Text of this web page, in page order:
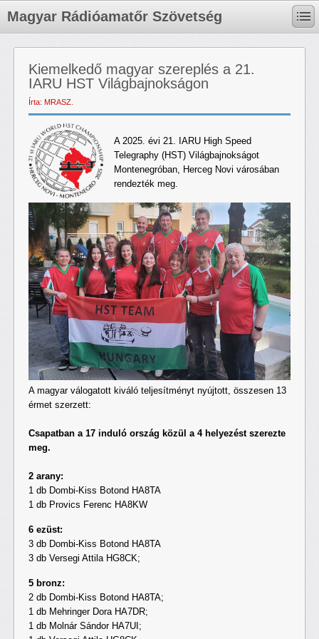
Magyar Rádióamatőr Szövetség
Kiemelkedő magyar szereplés a 21.
IARU HST Világbajnokságon
Írta: MRASZ.
A 2025. évi 21. IARU High Speed
Telegraphy (HST) Világbajnokságot
Montenegróban, Herceg Novi városában
rendezték meg.
A magyar válogatott kiváló teljesítményt nyújtott, összesen 13
érmet szerzett:
Csapatban a 17 induló ország közül a 4 helyezést szerezte
meg.
2 arany:
1 db Dombi-Kiss Botond HA8TA
1 db Provics Ferenc HA8KW
6 ezüst:
3 db Dombi-Kiss Botond HA8TA
3 db Versegi Attila HG8CK;
5 bronz:
2 db Dombi-Kiss Botond HA8TA;
1 db Mehringer Dora HA7DR;
1 db Molnár Sándor HA7UI;